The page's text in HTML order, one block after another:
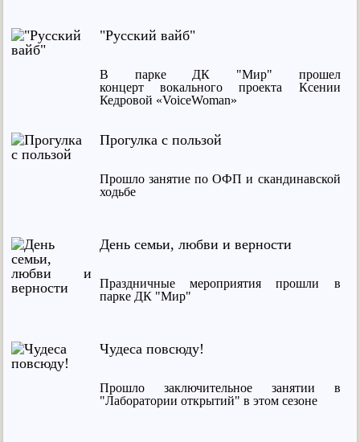
"Русский вайб"
В парке ДК "Мир" прошел
концерт вокального проекта Ксении
Кедровой «VoiceWoman»
Прогулка с пользой
Прошло занятие по ОФП и скандинавской
ходьбе
День семьи, любви и верности
Праздничные мероприятия прошли в
парке ДК "Мир"
Чудеса повсюду!
Прошло заключительное занятии в
"Лаборатории открытий" в этом сезоне